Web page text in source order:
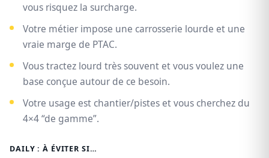
vous risquez la surcharge.
Votre métier impose une carrosserie lourde et une
vraie marge de PTAC.
Vous tractez lourd très souvent et vous voulez une
base conçue autour de ce besoin.
Votre usage est chantier/pistes et vous cherchez du
4×4 “de gamme”.
DAILY : À ÉVITER SI…